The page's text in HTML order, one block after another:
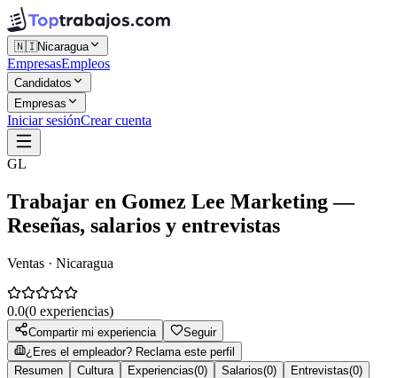
🇳🇮Nicaragua
EmpresasEmpleos
Candidatos
Empresas
Iniciar sesiónCrear cuenta
GL
Trabajar en Gomez Lee Marketing—
Reseñas, salarios y entrevistas
Ventas · Nicaragua
0.0(0 experiencias)
Compartir mi experiencia
Seguir
¿Eres el empleador? Reclama este perfil
Resumen
Cultura Experiencias(0) Salarios(0) Entrevistas(0)